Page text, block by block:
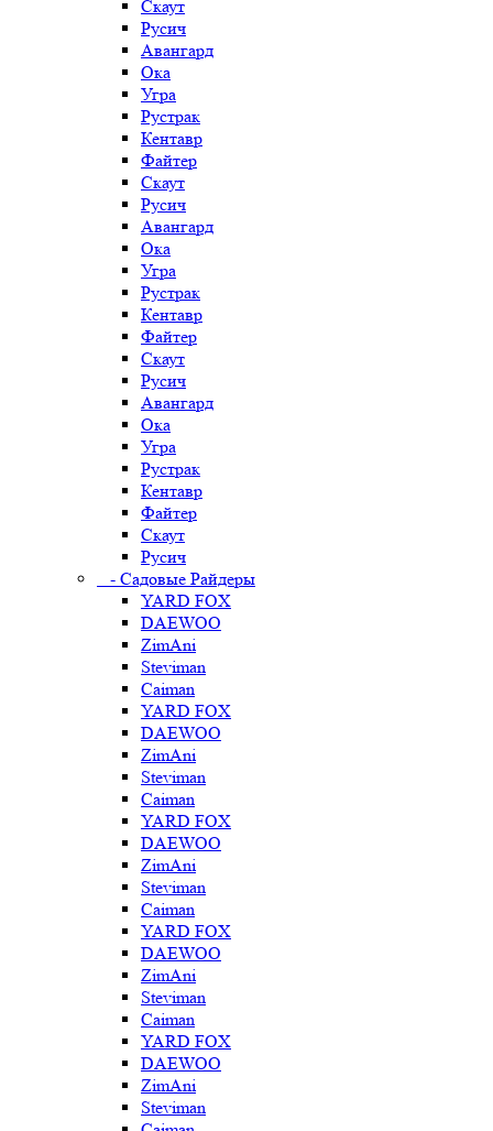
Скаут
Русич
Авангард
Ока
Угра
Рустрак
Кентавр
Файтер
Скаут
Русич
Авангард
Ока
Угра
Рустрак
Кентавр
Файтер
Скаут
Русич
Авангард
Ока
Угра
Рустрак
Кентавр
Файтер
Скаут
Русич
- Садовые Райдеры
YARD FOX
DAEWOO
ZimAni
Steviman
Caiman
YARD FOX
DAEWOO
ZimAni
Steviman
Caiman
YARD FOX
DAEWOO
ZimAni
Steviman
Caiman
YARD FOX
DAEWOO
ZimAni
Steviman
Caiman
YARD FOX
DAEWOO
ZimAni
Steviman